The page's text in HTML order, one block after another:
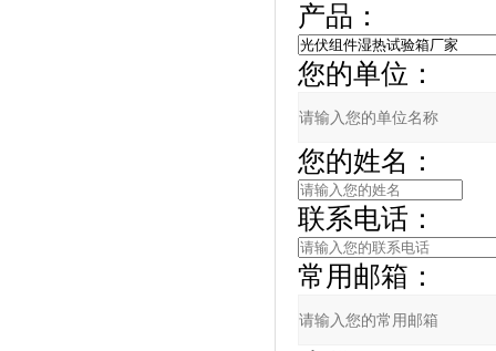
产品：
您的单位：
您的姓名：
联系电话：
常用邮箱：